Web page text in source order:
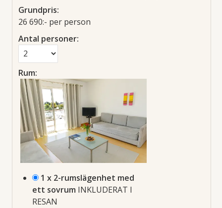
Grundpris:
26 690:- per person
Antal personer:
Rum:
1 x 2-rumslägenhet med
ett sovrum INKLUDERAT I
RESAN